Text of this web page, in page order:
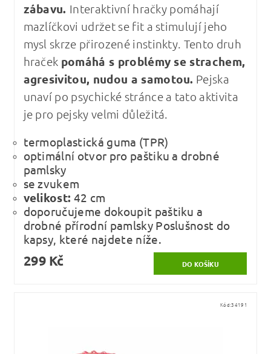
zábavu. Interaktivní hračky pomáhají
mazlíčkovi udržet se fit a stimulují jeho
mysl skrze přirozené instinkty. Tento druh
hraček pomáhá s problémy se strachem,
agresivitou, nudou a samotou. Pejska
unaví po psychické stránce a tato aktivita
je pro pejsky velmi důležitá.
termoplastická guma (TPR)
optimální otvor pro paštiku a drobné
pamlsky
se zvukem
velikost: 42 cm
doporučujeme dokoupit paštiku a
drobné přírodní pamlsky Poslušnost do
kapsy, které najdete níže.
299 Kč
Kód:34191